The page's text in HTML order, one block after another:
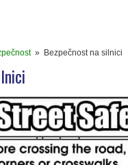
» Bezpečnost na silnici